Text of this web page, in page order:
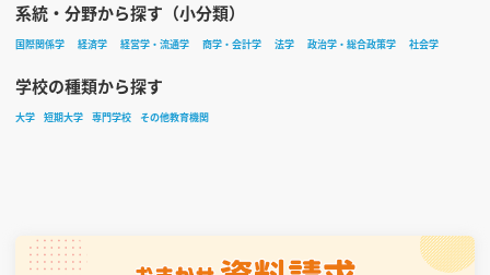
系統・分野から探す（小分類）
国際関係学 経済学 経営学・流通学 商学・会計学 法学 政治学・総合政策学 社会学
学校の種類から探す
大学 短期大学 専門学校 その他教育機関